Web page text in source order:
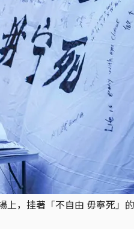
上，挂著「不自由 毋寧死」